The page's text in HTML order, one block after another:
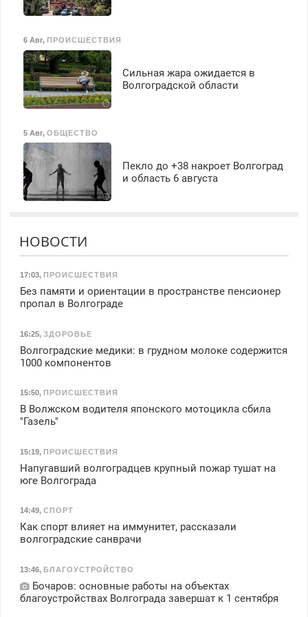
6 Авг, ПРОИСШЕСТВИЯ
Сильная жара ожидается в
Волгоградской области
5 Авг, ОБЩЕСТВО
Пекло до +38 накроет Волгоград
и область 6 августа
НОВОСТИ
17:03, ПРОИСШЕСТВИЯ
Без памяти и ориентации в пространстве пенсионер
пропал в Волгограде
16:25, ЗДОРОВЬЕ
Волгоградские медики: в грудном молоке содержится
1000 компонентов
15:50, ПРОИСШЕСТВИЯ
В Волжском водителя японского мотоцикла сбила
"Газель"
15:19, ПРОИСШЕСТВИЯ
Напугавший волгоградцев крупный пожар тушат на
юге Волгограда
14:49, СПОРТ
Как спорт влияет на иммунитет, рассказали
волгоградские санврачи
13:46, БЛАГОУСТРОЙСТВО
Бочаров: основные работы на объектах
благоустройствах Волгограда завершат к 1 сентября